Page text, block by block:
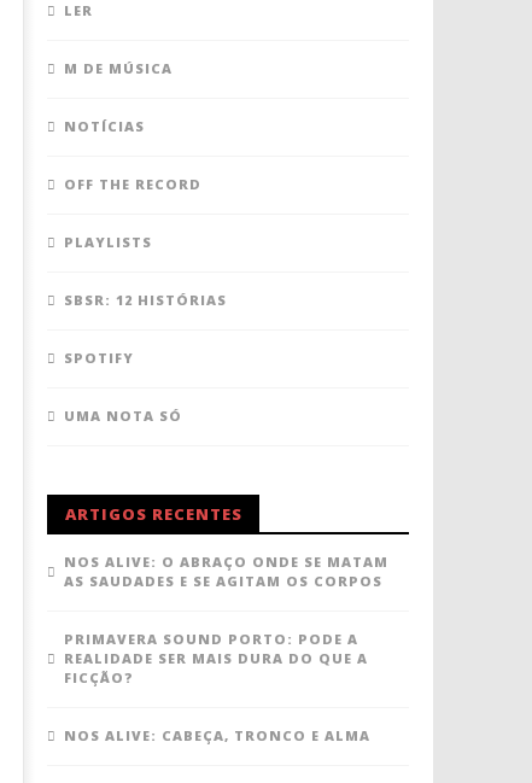
LER
M DE MÚSICA
NOTÍCIAS
OFF THE RECORD
PLAYLISTS
SBSR: 12 HISTÓRIAS
SPOTIFY
UMA NOTA SÓ
ARTIGOS RECENTES
NOS ALIVE: O ABRAÇO ONDE SE MATAM
AS SAUDADES E SE AGITAM OS CORPOS
PRIMAVERA SOUND PORTO: PODE A
REALIDADE SER MAIS DURA DO QUE A
FICÇÃO?
NOS ALIVE: CABEÇA, TRONCO E ALMA